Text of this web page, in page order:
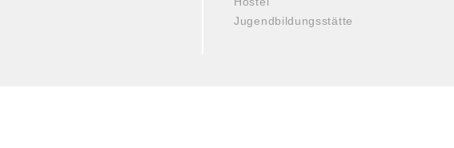
Jugendbildungsstätte